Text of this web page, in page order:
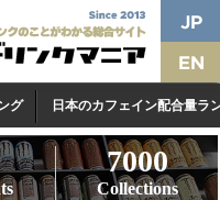
グ 日本のカフェイン配合量ラ
7000
Collections